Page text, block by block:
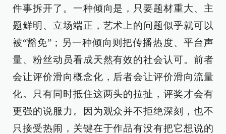
件事拆开了。一种倾向是，只要题材重大、主
题鲜明、立场端正，艺术上的问题似乎就可以
被“豁免”；另一种倾向则把传播热度、平台声
量、粉丝动员看成天然有效的社会认可。前者
会让评价滑向概念化，后者会让评价滑向流量
化。只有同时抵住这两头的拉扯，评奖才会有
更强的说服力。因为观众并不拒绝深刻，也不
只接受热闹，关键在于作品有没有把它想说的